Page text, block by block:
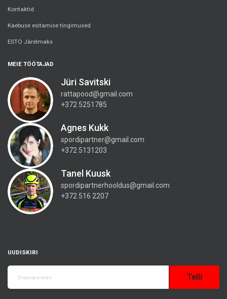
Kontaktid
Kaebuse esitamise tingimused
ESTO Järelmaks
MEIE TÖÖTAJAD
Jüri Savitski
rattapood@gmail.com
+372 5251785
Agnes Kukk
spordipartner@gmail.com
+372 5131203
Tanel Kuusk
spordipartnerhooldus@gmail.com
+372 516 2207
UUDISKIRI
Telli